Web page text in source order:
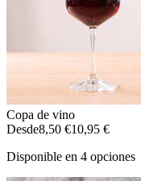
Copa de vino
Desde8,50 €10,95 €
Disponible en 4 opciones